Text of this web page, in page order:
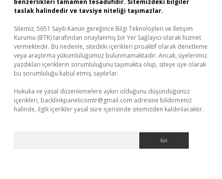
benzerlikleri tamamen tesadüfidir. Sitemizdeki bilgiler
taslak halindedir ve tavsiye niteliği taşımazlar.
Sitemiz, 5651 Sayılı Kanun gereğince Bilgi Teknolojileri ve İletişim
Kurumu (BTK) tarafından onaylanmış bir Yer Sağlayıcı olarak hizmet
vermektedir. Bu nedenle, sitedeki içerikleri proaktif olarak denetleme
veya araştırma yükümlülüğümüz bulunmamaktadır. Ancak, üyelerimiz
yazdıkları içeriklerin sorumluluğunu taşımakta olup, siteye üye olarak
bu sorumluluğu kabul etmiş sayılırlar.
Hukuka ve yasal düzenlemelere aykırı olduğunu düşündüğünüz
içerikleri, backlinkpanelicomtr@gmail.com adresine bildirmeniz
halinde, ilgili içerikler yasal süre içerisinde sitemizden kaldırılacaktır.